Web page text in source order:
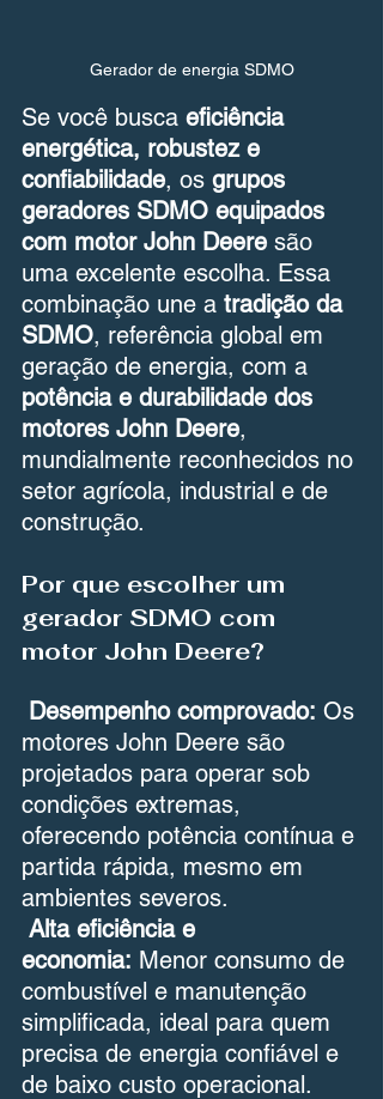
Gerador de energia SDMO
Se você busca eficiência
energética, robustez e
confiabilidade, os grupos
geradores SDMO equipados
com motor John Deere são
uma excelente escolha. Essa
combinação une a tradição da
SDMO, referência global em
geração de energia, com a
potência e durabilidade dos
motores John Deere,
mundialmente reconhecidos no
setor agrícola, industrial e de
construção.
Por que escolher um
gerador SDMO com
motor John Deere?
Desempenho comprovado: Os
motores John Deere são
projetados para operar sob
condições extremas,
oferecendo potência contínua e
partida rápida, mesmo em
ambientes severos.
Alta eficiência e
economia: Menor consumo de
combustível e manutenção
simplificada, ideal para quem
precisa de energia confiável e
de baixo custo operacional.